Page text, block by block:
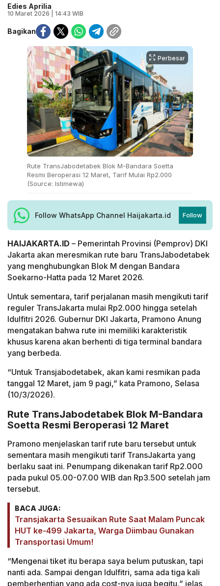
Edies Aprilia
10 Maret 2026 | 14:43 WIB
Bagikan
Perbesar
Rute TransJabodetabek Blok M-Bandara Soetta
Resmi Beroperasi 12 Maret, Tarif Mulai Rp2.000
(Source: Istimewa)
Follow WhatsApp Channel Haijakarta.id Follow
HAIJAKARTA.ID – Pemerintah Provinsi (Pemprov) DKI
Jakarta akan meresmikan rute baru TransJabodetabek
yang menghubungkan Blok M dengan Bandara
Soekarno-Hatta pada 12 Maret 2026.
Untuk sementara, tarif perjalanan masih mengikuti tarif
reguler TransJakarta mulai Rp2.000 hingga setelah
Idulfitri 2026. Gubernur DKI Jakarta, Pramono Anung
mengatakan bahwa rute ini memiliki karakteristik
khusus karena akan berhenti di tiga terminal bandara
yang berbeda.
“Untuk Transjabodetabek, akan kami resmikan pada
tanggal 12 Maret, jam 9 pagi,” kata Pramono, Selasa
(10/3/2026).
Rute TransJabodetabek Blok M-Bandara
Soetta Resmi Beroperasi 12 Maret
Pramono menjelaskan tarif rute baru tersebut untuk
sementara masih mengikuti tarif TransJakarta yang
berlaku saat ini. Penumpang dikenakan tarif Rp2.000
pada pukul 05.00-07.00 WIB dan Rp3.500 setelah jam
tersebut.
BACA JUGA:
Transjakarta Sesuaikan Rute Saat Malam Puncak
HUT ke-499 Jakarta, Warga Diimbau Gunakan
Transportasi Umum!
“Mengenai tiket itu berapa saya belum putuskan, tapi
nanti ada. Sampai dengan Idulfitri, sama ada tiga kali
pemberhentian yang ada cost-nya juga begitu,” jelas